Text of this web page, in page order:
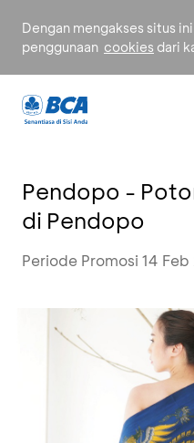
Dengan mengakses situs
penggunaan cookies dari
Pendopo -
di Pendopo
Periode Promosi 14